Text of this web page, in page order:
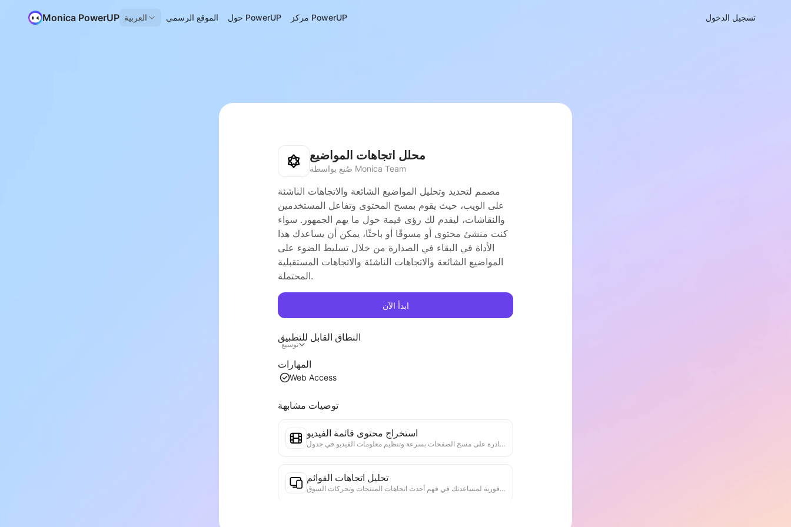
Monica PowerUP العربية الموقع الرسمي حول PowerUP مركز PowerUP تسجيل الدخول
محلل اتجاهات المواضيع
صُنع بواسطة Monica Team
مصمم لتحديد وتحليل المواضيع الشائعة والاتجاهات الناشئة
على الويب، حيث يقوم بمسح المحتوى وتفاعل المستخدمين
والنقاشات، ليقدم لك رؤى قيمة حول ما يهم الجمهور. سواء
كنت منشئ محتوى أو مسوقًا أو باحثًا، يمكن أن يساعدك هذا
الأداة في البقاء في الصدارة من خلال تسليط الضوء على
المواضيع الشائعة والاتجاهات الناشئة والاتجاهات المستقبلية
المحتملة.
ابدأ الآن
النطاق القابل للتطبيق
توسيع
المهارات
Web Access
توصيات مشابهة
استخراج محتوى قائمة الفيديو
أداة فعالة لاستخراج محتوى الفيديو من صفحات الويب، قادرة على مسح الصفحات بسرعة وتنظيم معلومات الفيديو في جدول Markdown منظم.
تحليل اتجاهات القوائم
تحليل بيانات القوائم الحالية، وإنتاج تقرير الاتجاهات. التعرف على الفئات الشائعة، وأنواع المنتجات التي ترتفع بسرعة، والتقنيات الناشئة. تقديم رؤى سوقية فورية لمساعدتك في فهم أحدث اتجاهات المنتجات وتحركات السوق.